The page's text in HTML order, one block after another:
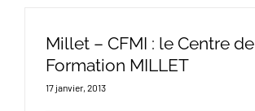
Millet – CFMI : le Centre de
Formation MILLET
17 janvier, 2013